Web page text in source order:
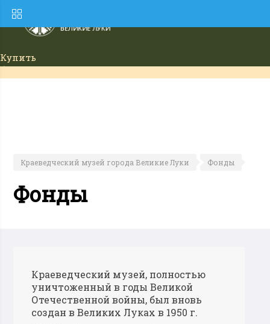
Купить
билет
Краеведческий музей города Великие Луки Фонды
Фонды
Краеведческий музей, полностью
уничтоженный в годы Великой
Отечественной войны, был вновь
создан в Великих Луках в 1950 г.